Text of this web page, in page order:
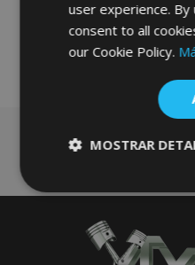
user experience.
consent to all
our Cookie Policy.
MOSTRAR
estrictamente